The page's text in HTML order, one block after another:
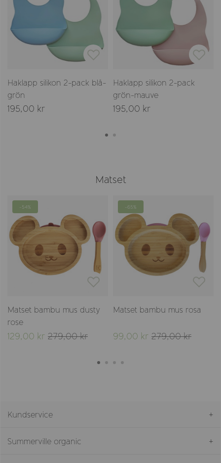
Haklapp silikon 2-pack blå-
grön
195,00 kr
Haklapp silikon 2-pack
grön-mauve
195,00 kr
Matset
-54%
Matset bambu mus dusty
rose
129,00 kr 279,00 kr
-65%
Matset bambu mus rosa
99,00 kr 279,00 kr
Kundservice
Summerville organic